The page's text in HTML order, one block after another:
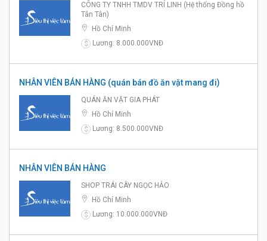
CÔNG TY TNHH TMDV TRÍ LINH (Hệ thống Đồng hồ
Tân Tân)
Hồ Chí Minh
$
Lương: 8.000.000VNĐ
NHÂN VIÊN BÁN HÀNG (quán bán đồ ăn vặt mang đi)
QUÁN ĂN VẶT GIA PHÁT
Hồ Chí Minh
$
Lương: 8.500.000VNĐ
NHÂN VIÊN BÁN HÀNG
SHOP TRÁI CÂY NGỌC HẢO
Hồ Chí Minh
$
Lương: 10.000.000VNĐ